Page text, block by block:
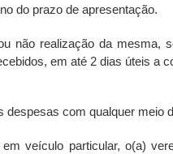
do prazo de apresentação.
não realização da mesma,
em até 2 dias úteis a
despesas com qualquer meio
veículo particular, o(a)